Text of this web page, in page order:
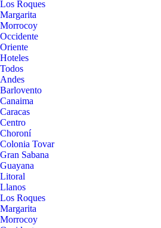
Los Roques
Margarita
Morrocoy
Occidente
Oriente
Hoteles
Todos
Andes
Barlovento
Canaima
Caracas
Centro
Choroní
Colonia Tovar
Gran Sabana
Guayana
Litoral
Llanos
Los Roques
Margarita
Morrocoy